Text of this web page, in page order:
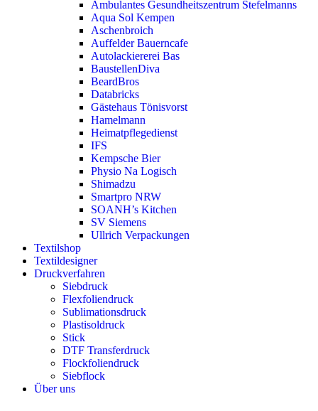
Ambulantes Gesundheitszentrum Stefelmanns
Aqua Sol Kempen
Aschenbroich
Auffelder Bauerncafe
Autolackiererei Bas
BaustellenDiva
BeardBros
Databricks
Gästehaus Tönisvorst
Hamelmann
Heimatpflegedienst
IFS
Kempsche Bier
Physio Na Logisch
Shimadzu
Smartpro NRW
SOANH’s Kitchen
SV Siemens
Ullrich Verpackungen
Textilshop
Textildesigner
Druckverfahren
Siebdruck
Flexfoliendruck
Sublimationsdruck
Plastisoldruck
Stick
DTF Transferdruck
Flockfoliendruck
Siebflock
Über uns